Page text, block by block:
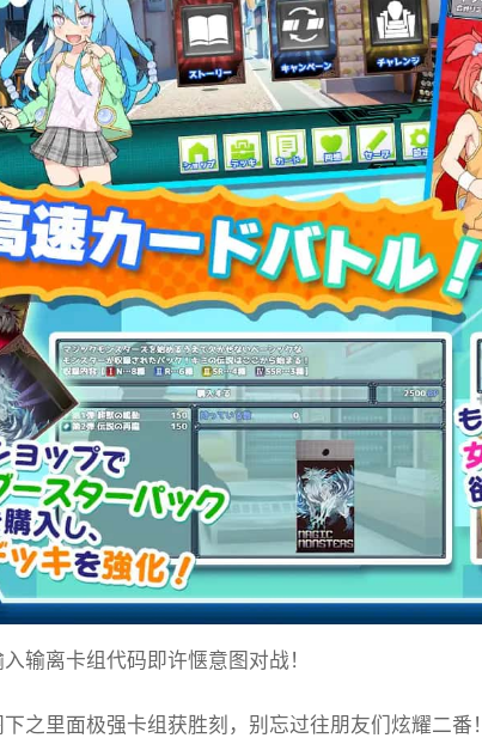
输离卡组代码即许惬意图对战！
之里面极强卡组获胜刻，别忘过往朋友们炫耀二番！